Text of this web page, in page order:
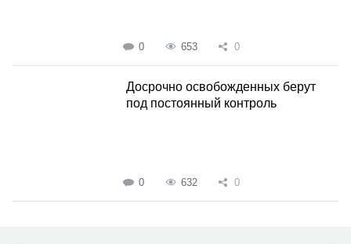
0 653 0
Досрочно освобожденных берут
под постоянный контроль
0 632 0